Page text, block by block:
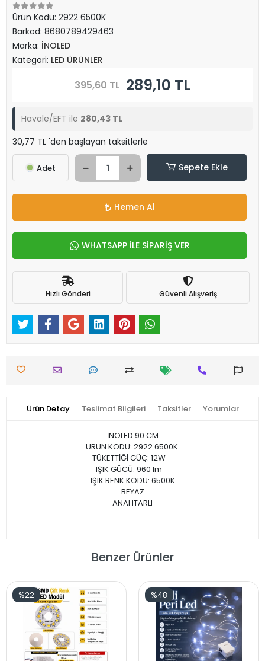
Ürün Kodu: 2922 6500K
Barkod: 8680789429463
Marka: İNOLED
Kategori: LED ÜRÜNLER
395,60 TL 289,10 TL
Havale/EFT ile 280,43 TL
30,77 TL 'den başlayan taksitlerle
Adet Sepete Ekle
Hemen Al
WHATSAPP İLE SİPARİŞ VER
Hızlı Gönderi Güvenli Alışveriş
Ürün Detay Teslimat Bilgileri Taksitler Yorumlar
İNOLED 90 CM
ÜRÜN KODU: 2922 6500K
TÜKETTİĞİ GÜÇ: 12W
IŞIK GÜCÜ: 960 lm
IŞIK RENK KODU: 6500K
BEYAZ
ANAHTARLI
Benzer Ürünler
%22 %48